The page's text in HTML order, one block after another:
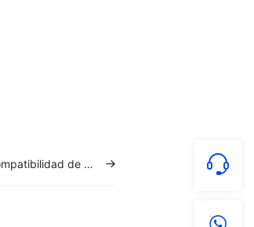
Mercado Libre - Compatibilidad de autopartes